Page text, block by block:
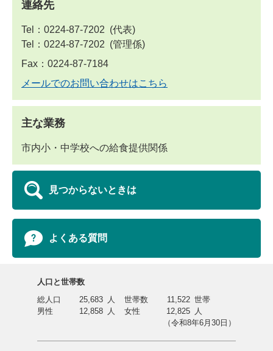
連絡先
Tel：0224-87-7202
代表
Tel：0224-87-7202
管理係
Fax：0224-87-7184
メールでのお問い合わせはこちら
主な業務
市内小・中学校への給食提供関係
見つからないときは
よくある質問
人口と世帯数
総人口
25,683 人 世帯数 11,522 世帯
男性
12,858 人 女性 12,825 人
（令和8年6月30日）